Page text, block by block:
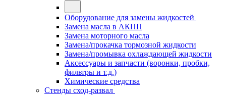
Оборудование для замены жидкостей
Замена масла в АКПП
Замена моторного масла
Замена/прокачка тормозной жидкости
Замена/промывка охлаждающей жидкости
Аксессуары и запчасти (воронки, пробки,
фильтры и т.д.)
Химические средства
Стенды сход-развал